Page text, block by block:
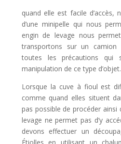
quand elle est facile d’accès,
d’une minipelle qui nous
engin de levage nous
transportons sur un
toutes les précautions qui
manipulation de ce type d’objet.
Lorsque la cuve à fioul est
comme quand elles situent
pas possible de procéder ainsi
levage ne permet pas d’y
devons effectuer un